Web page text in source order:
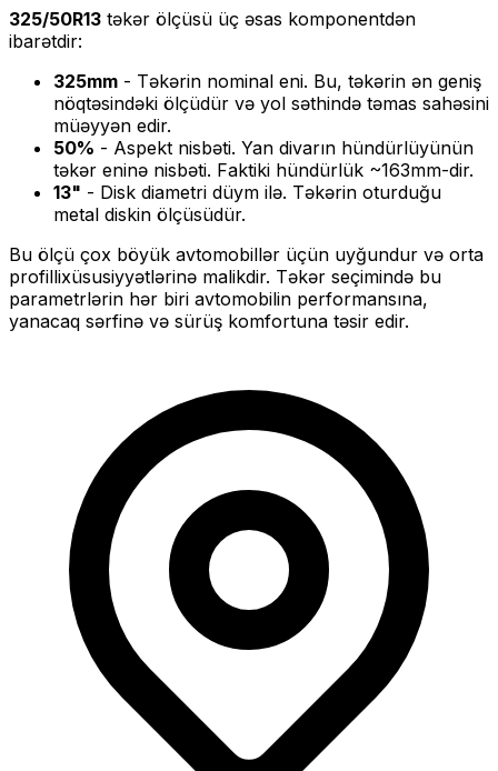
325/50R13 təkər ölçüsü üç əsas komponentdən
ibarətdir:
325mm - Təkərin nominal eni. Bu, təkərin ən geniş
nöqtəsindəki ölçüdür və yol səthində təmas sahəsini
müəyyən edir.
50% - Aspekt nisbəti. Yan divarın hündürlüyünün
təkər eninə nisbəti. Faktiki hündürlük ~163mm-dir.
13" - Disk diametri düym ilə. Təkərin oturduğu
metal diskin ölçüsüdür.
Bu ölçü çox böyük avtomobillər üçün uyğundur və orta
profillixüsusiyyətlərinə malikdir. Təkər seçimində bu
parametrlərin hər biri avtomobilin performansına,
yanacaq sərfinə və sürüş komfortuna təsir edir.